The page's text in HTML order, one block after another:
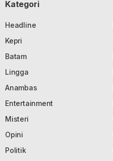
Kategori
Headline
Kepri
Batam
Lingga
Anambas
Entertainment
Misteri
Opini
Politik